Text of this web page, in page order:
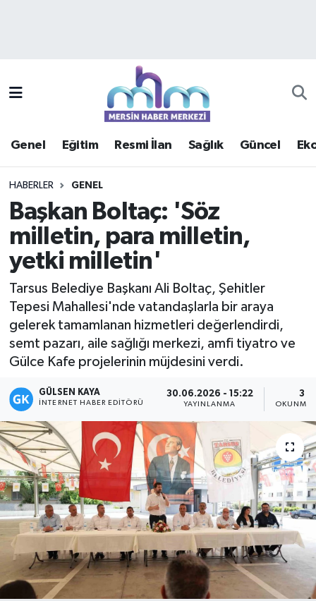
Genel Eğitim Resmi İlan Sağlık Güncel
HABERLER GENEL
Başkan Boltaç: 'Söz
milletin, para milletin,
yetki milletin'
Tarsus Belediye Başkanı Ali Boltaç, Şehitler
Tepesi Mahallesi'nde vatandaşlarla bir araya
gelerek tamamlanan hizmetleri değerlendirdi,
semt pazarı, aile sağlığı merkezi, amfi tiyatro ve
Gülce Kafe projelerinin müjdesini verdi.
GÜLSEN KAYA
İNTERNET HABER EDITÖRÜ
30.06.2026 - 15:22
YAYINLANMA
3
OKUNMA
Güncel
Haberde insan
Kültür - Sanat
Magazin
Özel Haber
Politika
Resmi İlan
Sağlık
Spor
Mersin Trafik Yoğunluk Haritası
Süper Lig Puan Durumu ve Fikstür
Haber Arşivi